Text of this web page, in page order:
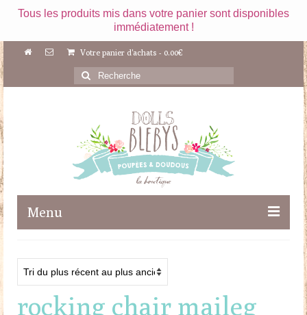
Tous les produits mis dans votre panier sont disponibles
immédiatement !
Votre panier d'achats - 0.00€
Rechercher
:
Menu
Maileg
Poupées
rocking chair maileg